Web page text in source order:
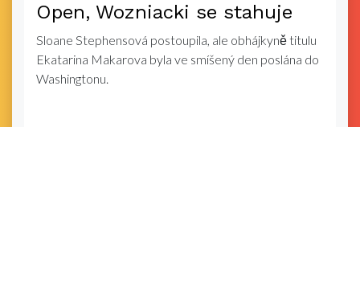
Open, Wozniacki se stahuje
Sloane Stephensová postoupila, ale obhájkyně titulu
Ekatarina Makarova byla ve smíšený den poslána do
Washingtonu.